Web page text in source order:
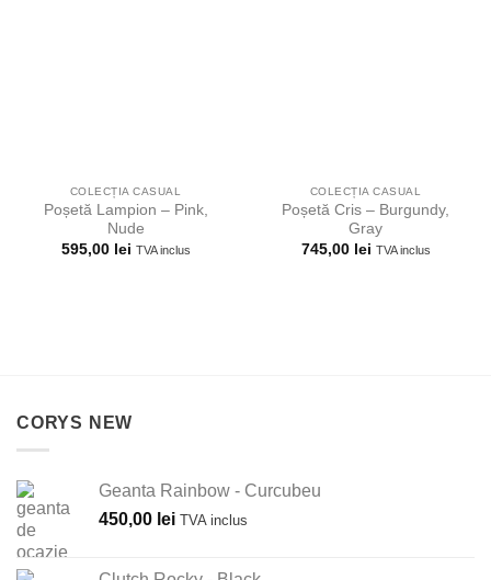
COLECȚIA CASUAL
Poșetă Lampion – Pink,
Nude
595,00 lei TVA inclus
COLECȚIA CASUAL
Poșetă Cris – Burgundy,
Gray
745,00 lei TVA inclus
CORYS NEW
Geanta Rainbow - Curcubeu
450,00 lei TVA inclus